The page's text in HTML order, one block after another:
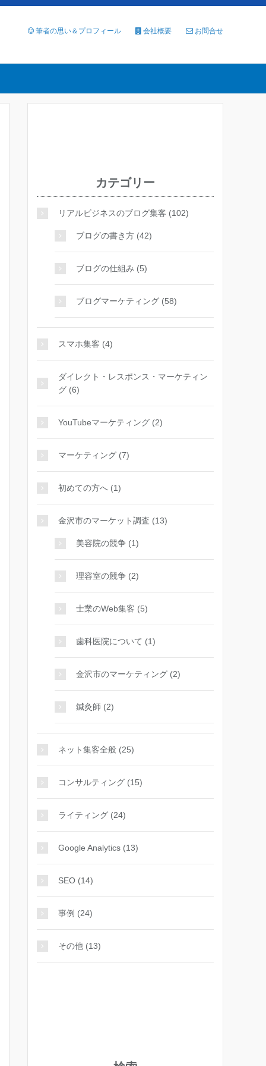
筆者の思い＆プロフィール 会社概要 お問合せ
カテゴリー
リアルビジネスのブログ集客 (102)
ブログの書き方 (42)
ブログの仕組み (5)
ブログマーケティング (58)
スマホ集客 (4)
ダイレクト・レスポンス・マーケティン
グ (6)
YouTubeマーケティング (2)
マーケティング (7)
初めての方へ (1)
金沢市のマーケット調査 (13)
美容院の競争 (1)
理容室の競争 (2)
士業のWeb集客 (5)
歯科医院について (1)
金沢市のマーケティング (2)
鍼灸師 (2)
ネット集客全般 (25)
コンサルティング (15)
ライティング (24)
Google Analytics (13)
SEO (14)
事例 (24)
その他 (13)